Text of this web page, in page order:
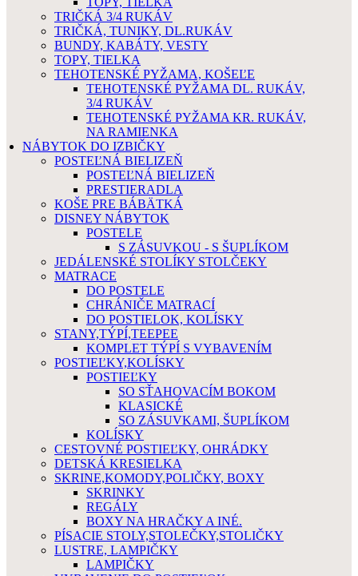
TRIČKÁ 3/4 RUKÁV
TRIČKÁ, TUNIKY, DL.RUKÁV
BUNDY, KABÁTY, VESTY
TOPY, TIELKA
TEHOTENSKÉ PYŽAMA, KOŠEĽE
TEHOTENSKÉ PYŽAMA DL. RUKÁV,
3/4 RUKÁV
TEHOTENSKÉ PYŽAMA KR. RUKÁV,
NA RAMIENKA
NÁBYTOK DO IZBIČKY
POSTEĽNÁ BIELIZEŇ
POSTEĽNÁ BIELIZEŇ
PRESTIERADLA
KOŠE PRE BÁBÄTKÁ
DISNEY NÁBYTOK
POSTELE
S ZÁSUVKOU - S ŠUPLÍKOM
JEDÁLENSKÉ STOLÍKY STOLČEKY
MATRACE
DO POSTELE
CHRÁNIČE MATRACÍ
DO POSTIELOK, KOLÍSKY
STANY,TÝPÍ,TEEPEE
KOMPLET TÝPÍ S VYBAVENÍM
POSTIEĽKY,KOLÍSKY
POSTIEĽKY
SO SŤAHOVACÍM BOKOM
KLASICKÉ
SO ZÁSUVKAMI, ŠUPLÍKOM
KOLÍSKY
CESTOVNÉ POSTIEĽKY, OHRÁDKY
DETSKÁ KRESIELKA
SKRINE,KOMODY,POLIČKY, BOXY
SKRINKY
REGÁLY
BOXY NA HRAČKY A INÉ.
PÍSACIE STOLY,STOLEČKY,STOLIČKY
LUSTRE, LAMPIČKY
LAMPIČKY